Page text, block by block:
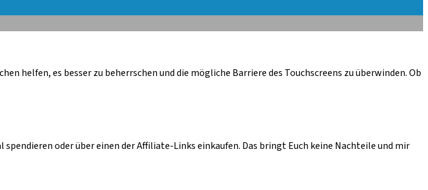
helfen, es besser zu beherrschen und die mögliche Barriere des Touchscreens zu überwinden. Ob
oder über einen der Affiliate-Links einkaufen. Das bringt Euch keine Nachteile und mir